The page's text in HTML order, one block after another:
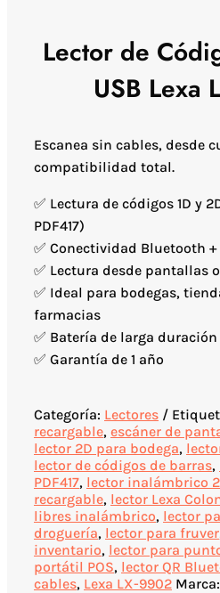
Lector de
USB Lexa
Escanea sin cables, desde
compatibilidad total.
✅ Lectura de códigos 1D y
PDF417)
✅ Conectividad Bluetooth +
✅ Lectura desde pantallas
✅ Ideal para bodegas,
farmacias
✅ Batería de larga
✅ Garantía de 1 año
Categoría: Lectores
recargable, escáner de
lector 2D para bodega,
lector de códigos de barras,
PDF417, lector inalámbrico
recargable, lector Lexa
libres inalámbrico, lector
droguería, lector para fruver
inventario, lector para
portátil POS, lector QR
cables, Lexa LX-9902 Marca: